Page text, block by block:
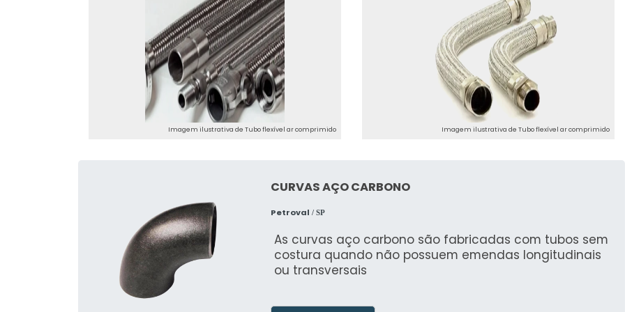
Imagem ilustrativa de Tubo flexível ar comprimido Imagem ilustrativa de Tubo flexível ar comprimido
CURVAS AÇO CARBONO
Petroval / SP
As curvas aço carbono são fabricadas com tubos sem
costura quando não possuem emendas longitudinais
ou transversais